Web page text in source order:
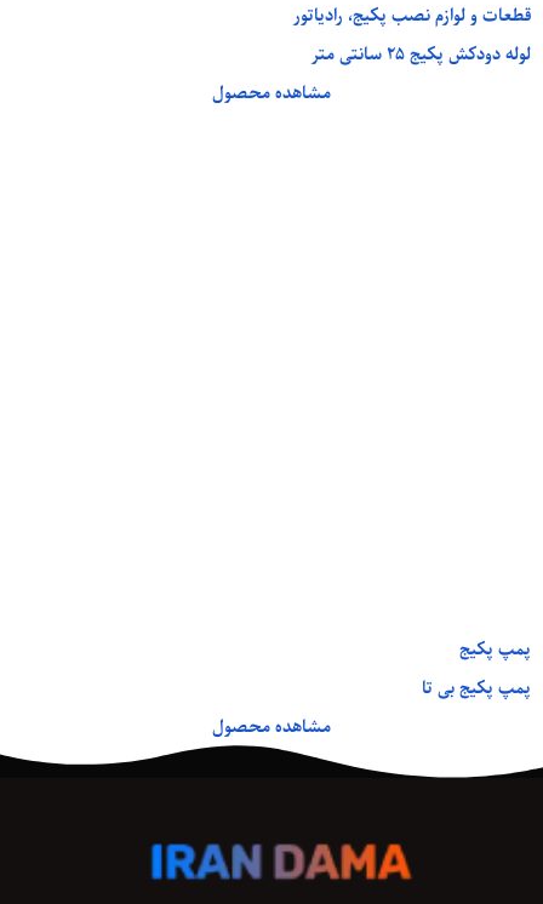
قطعات و لوازم نصب پکیج، رادیاتور
لوله دودکش پکیج 25 سانتی متر
مشاهده محصول
پمپ پکیج
پمپ پکیج بی تا
مشاهده محصول